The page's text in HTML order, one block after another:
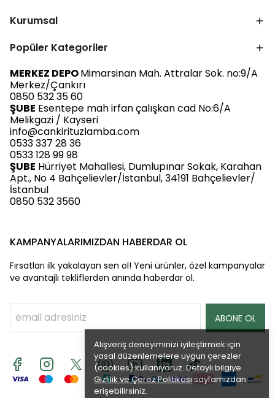
Alışveriş deneyiminizi iyileştirmek için
yasal düzenlemelere uygun çerezler
(cookies) kullanıyoruz. Detaylı bilgiye
Gizlilik ve Çerez Politikası sayfamızdan
erişebilirsiniz.
Kurumsal
Popüler Kategoriler
MERKEZ DEPOMimarsinan Mah. Attralar Sok. no:9/A
Merkez/Çankırı
0850 532 35 60
ŞUBE Esentepe mah irfan çalışkan cad No:6/A
Melikgazi / Kayseri
info@cankirituzlamba.com
0533 337 28 36
0533 128 99 98
ŞUBE Hürriyet Mahallesi, Dumlupınar Sokak, Karahan
Apt., No 4 Bahçelievler/İstanbul, 34191 Bahçelievler/
İstanbul
0850 532 3560
KAMPANYALARIMIZDAN HABERDAR OL
Fırsatları ilk yakalayan sen ol! Yeni ürünler, özel kampanyalar
ve avantajlı tekliflerden anında haberdar ol.
ABONE OL